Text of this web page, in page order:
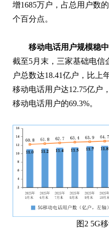
增1685万户，占总用户数
个百分点。
移动电话用户规模稳
截至5月末，三家基础电信
户总数达18.41亿户，比上
移动电话用户达12.75亿户
移动电话用户的69.3%。
图2 5G